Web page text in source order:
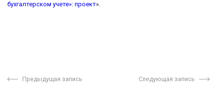
бухгалтерском учете»: проект».
Предыдущая запись Следующая запись